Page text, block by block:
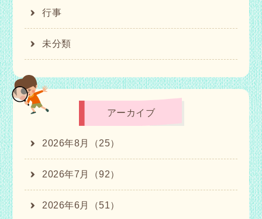
行事
未分類
アーカイブ
2026年8月（25）
2026年7月（92）
2026年6月（51）